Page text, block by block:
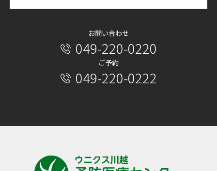
お問い合わせ
049-220-0220
ご予約
049-220-0222